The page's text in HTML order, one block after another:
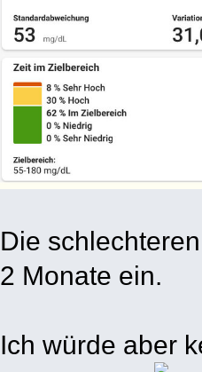
Die
2 Monate ein.
Ich würde aber